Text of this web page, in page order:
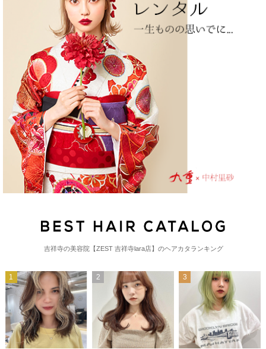
吉祥寺の美容院【ZEST 吉祥寺lara店】のヘアカタランキング